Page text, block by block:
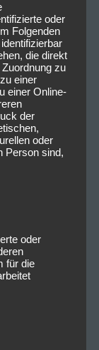
oder
Folgenden
die direkt
zu
einer
einer Online-
der
oder
Person sind,
oder
für die